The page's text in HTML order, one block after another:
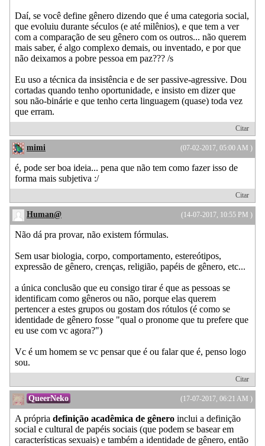
Daí, se você define gênero dizendo que é uma categoria social,
que evoluiu durante séculos (e até milênios), e que tem a ver
com a comparação de seu gênero com os outros... não querem
mais saber, é algo complexo demais, ou inventado, e por que
não deixamos a pobre pessoa em paz??? /s
Eu uso a técnica da insistência e de ser passive-agressive. Dou
cortadas quando tenho oportunidade, e insisto em dizer que
sou não-binárie e que tenho certa linguagem (quase) toda vez
que erram.
Citar
(07-02-2017, 05:00 AM )
mimi
é, pode ser boa ideia... pena que não tem como fazer isso de
forma mais subjetiva :/
Citar
(14-07-2017, 10:55 PM )
Human@
Não dá pra provar, não existem fórmulas.
Sem usar biologia, corpo, comportamento, estereótipos,
expressão de gênero, crenças, religião, papéis de gênero, etc...
a única conclusão que eu consigo tirar é que as pessoas se
identificam como gêneros ou não, porque elas querem
pertencer a estes grupos ou gostam dos rótulos (é como se
identidade de gênero fosse "qual o pronome que tu prefere que
eu use com vc agora?")
Vc é um homem se vc pensar que é ou falar que é, penso logo
sou.
Citar
(17-07-2017, 06:21 AM )
QueerNeko
A própria definição acadêmica de gênero inclui a definição
social e cultural de papéis sociais (que podem se basear em
características sexuais) e também a identidade de gênero, então